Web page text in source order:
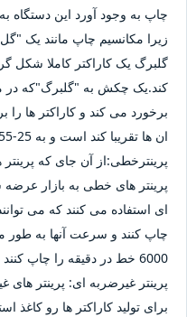
چاپ به وجود آورد این دستگاه
زیرا مکانسیم چاپ مانند یک
گلبرگ یک کاراکتر کاملا شکل
کند.یک چکش به "گلبرگ"که در
برخورد می کند و کاراکتر ها
ان ها تقریبا کند است و به 25-55 کاراکتر در ثانیه می رسد.
پرینترخطی:از آن جای که پرینتر
پرینتر های خطی به بازار عرضه
ای استفاده می کنند که می
6000 خط در دقیقه را چاپ کنند
پرینتر غیرضربه ای: پرینتر
برای تولید کاراکتر ها رو کاغذ